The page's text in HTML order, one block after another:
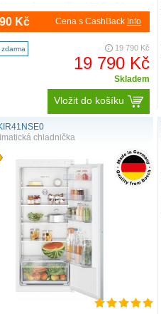
KIR81VFE0 Výkon a spotřeba
energie: E užitný objem celkem :
Kč Cena s CashBack Info
19 790 Kč
19 790 Kč
Skladem
Vložit do košíku
chladnička